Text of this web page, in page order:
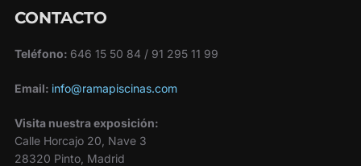
CONTACTO
Teléfono: 646 15 50 84 / 91 295 11 99
Email: info@ramapiscinas.com
Visita nuestra exposición:
Calle Horcajo 20, Nave 3
28320 Pinto, Madrid